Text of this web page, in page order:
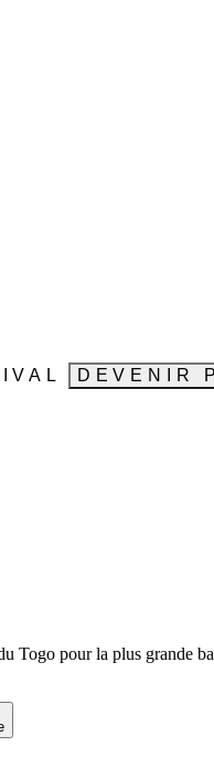
DEVENIR
Togo pour la plus grande